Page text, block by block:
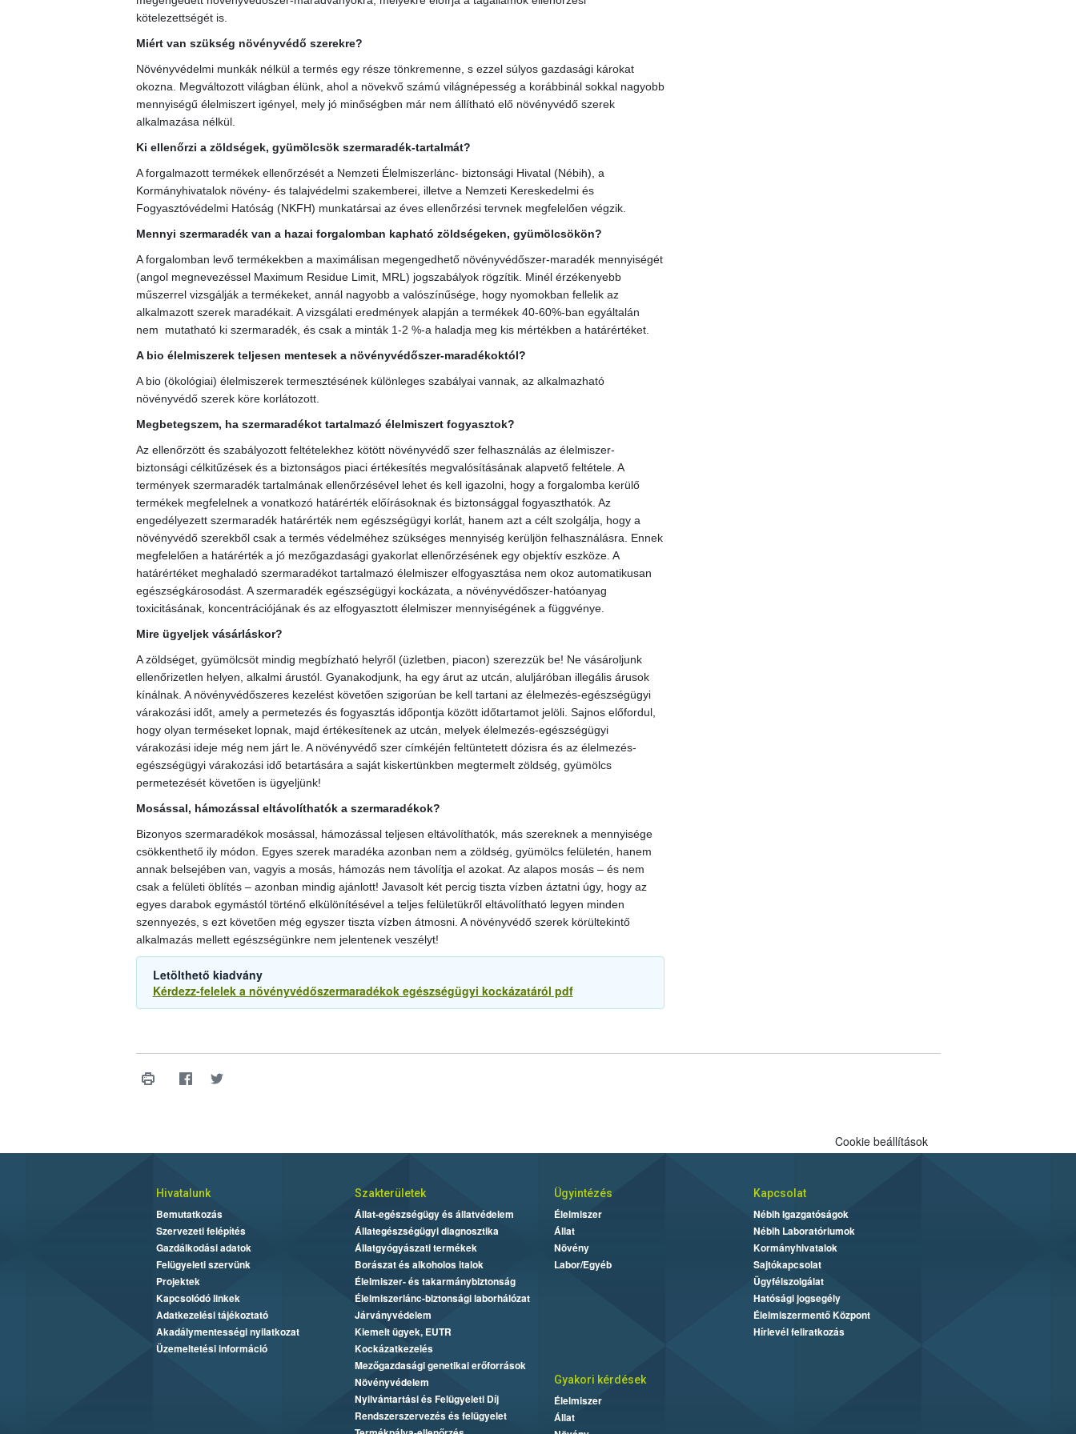
kötelezettségét is.
Miért van szükség növényvédő szerekre?
Növényvédelmi munkák nélkül a termés egy része tönkremenne, s ezzel súlyos gazdasági károkat
okozna. Megváltozott világban élünk, ahol a növekvő számú világnépesség a korábbinál sokkal nagyobb
mennyiségű élelmiszert igényel, mely jó minőségben már nem állítható elő növényvédő szerek
alkalmazása nélkül.
Ki ellenőrzi a zöldségek, gyümölcsök szermaradék-tartalmát?
A forgalmazott termékek ellenőrzését a Nemzeti Élelmiszerlánc- biztonsági Hivatal (Nébih), a
Kormányhivatalok növény- és talajvédelmi szakemberei, illetve a Nemzeti Kereskedelmi és
Fogyasztóvédelmi Hatóság (NKFH) munkatársai az éves ellenőrzési tervnek megfelelően végzik.
Mennyi szermaradék van a hazai forgalomban kapható zöldségeken, gyümölcsökön?
A forgalomban levő termékekben a maximálisan megengedhető növényvédőszer-maradék mennyiségét
(angol megnevezéssel Maximum Residue Limit, MRL) jogszabályok rögzítik. Minél érzékenyebb
műszerrel vizsgálják a termékeket, annál nagyobb a valószínűsége, hogy nyomokban fellelik az
alkalmazott szerek maradékait. A vizsgálati eredmények alapján a termékek 40-60%-ban egyáltalán
nem mutatható ki szermaradék, és csak a minták 1-2 %-a haladja meg kis mértékben a határértéket.
A bio élelmiszerek teljesen mentesek a növényvédőszer-maradékoktól?
A bio (ökológiai) élelmiszerek termesztésének különleges szabályai vannak, az alkalmazható
növényvédő szerek köre korlátozott.
Megbetegszem, ha szermaradékot tartalmazó élelmiszert fogyasztok?
Az ellenőrzött és szabályozott feltételekhez kötött növényvédő szer felhasználás az élelmiszer-
biztonsági célkitűzések és a biztonságos piaci értékesítés megvalósításának alapvető feltétele. A
termények szermaradék tartalmának ellenőrzésével lehet és kell igazolni, hogy a forgalomba kerülő
termékek megfelelnek a vonatkozó határérték előírásoknak és biztonsággal fogyaszthatók. Az
engedélyezett szermaradék határérték nem egészségügyi korlát, hanem azt a célt szolgálja, hogy a
növényvédő szerekből csak a termés védelméhez szükséges mennyiség kerüljön felhasználásra. Ennek
megfelelően a határérték a jó mezőgazdasági gyakorlat ellenőrzésének egy objektív eszköze. A
határértéket meghaladó szermaradékot tartalmazó élelmiszer elfogyasztása nem okoz automatikusan
egészségkárosodást. A szermaradék egészségügyi kockázata, a növényvédőszer-hatóanyag
toxicitásának, koncentrációjának és az elfogyasztott élelmiszer mennyiségének a függvénye.
Mire ügyeljek vásárláskor?
A zöldséget, gyümölcsöt mindig megbízható helyről (üzletben, piacon) szerezzük be! Ne vásároljunk
ellenőrizetlen helyen, alkalmi árustól. Gyanakodjunk, ha egy árut az utcán, aluljáróban illegális árusok
kínálnak. A növényvédőszeres kezelést követően szigorúan be kell tartani az élelmezés-egészségügyi
várakozási időt, amely a permetezés és fogyasztás időpontja között időtartamot jelöli. Sajnos előfordul,
hogy olyan terméseket lopnak, majd értékesítenek az utcán, melyek élelmezés-egészségügyi
várakozási ideje még nem járt le. A növényvédő szer címkéjén feltüntetett dózisra és az élelmezés-
egészségügyi várakozási idő betartására a saját kiskertünkben megtermelt zöldség, gyümölcs
permetezését követően is ügyeljünk!
Mosással, hámozással eltávolíthatók a szermaradékok?
Bizonyos szermaradékok mosással, hámozással teljesen eltávolíthatók, más szereknek a mennyisége
csökkenthető ily módon. Egyes szerek maradéka azonban nem a zöldség, gyümölcs felületén, hanem
annak belsejében van, vagyis a mosás, hámozás nem távolítja el azokat. Az alapos mosás – és nem
csak a felületi öblítés – azonban mindig ajánlott! Javasolt két percig tiszta vízben áztatni úgy, hogy az
egyes darabok egymástól történő elkülönítésével a teljes felületükről eltávolítható legyen minden
szennyezés, s ezt követően még egyszer tiszta vízben átmosni. A növényvédő szerek körültekintő
alkalmazás mellett egészségünkre nem jelentenek veszélyt!
Letölthető kiadvány
Kérdezz-felelek a növényvédőszermaradékok egészségügyi kockázatáról pdf
Cookie beállítások
Hivatalunk
Bemutatkozás
Szervezeti felépítés
Gazdálkodási adatok
Felügyeleti szervünk
Projektek
Kapcsolódó linkek
Adatkezelési tájékoztató
Akadálymentességi nyilatkozat
Üzemeltetési információ
Szakterületek
Állat-egészségügy és állatvédelem
Állategészségügyi diagnosztika
Állatgyógyászati termékek
Borászat és alkoholos italok
Élelmiszer- és takarmánybiztonság
Élelmiszerlánc-biztonsági laborhálózat
Járványvédelem
Kiemelt ügyek, EUTR
Kockázatkezelés
Mezőgazdasági genetikai erőforrások
Növényvédelem
Nyilvántartási és Felügyeleti Díj
Rendszerszervezés és felügyelet
Ügyintézés
Élelmiszer
Állat
Növény
Labor/Egyéb
Kapcsolat
Nébih Igazgatóságok
Nébih Laboratóriumok
Kormányhivatalok
Sajtókapcsolat
Ügyfélszolgálat
Hatósági jogsegély
Élelmiszermentő Központ
Hírlevél feliratkozás
Gyakori kérdések
Élelmiszer
Állat